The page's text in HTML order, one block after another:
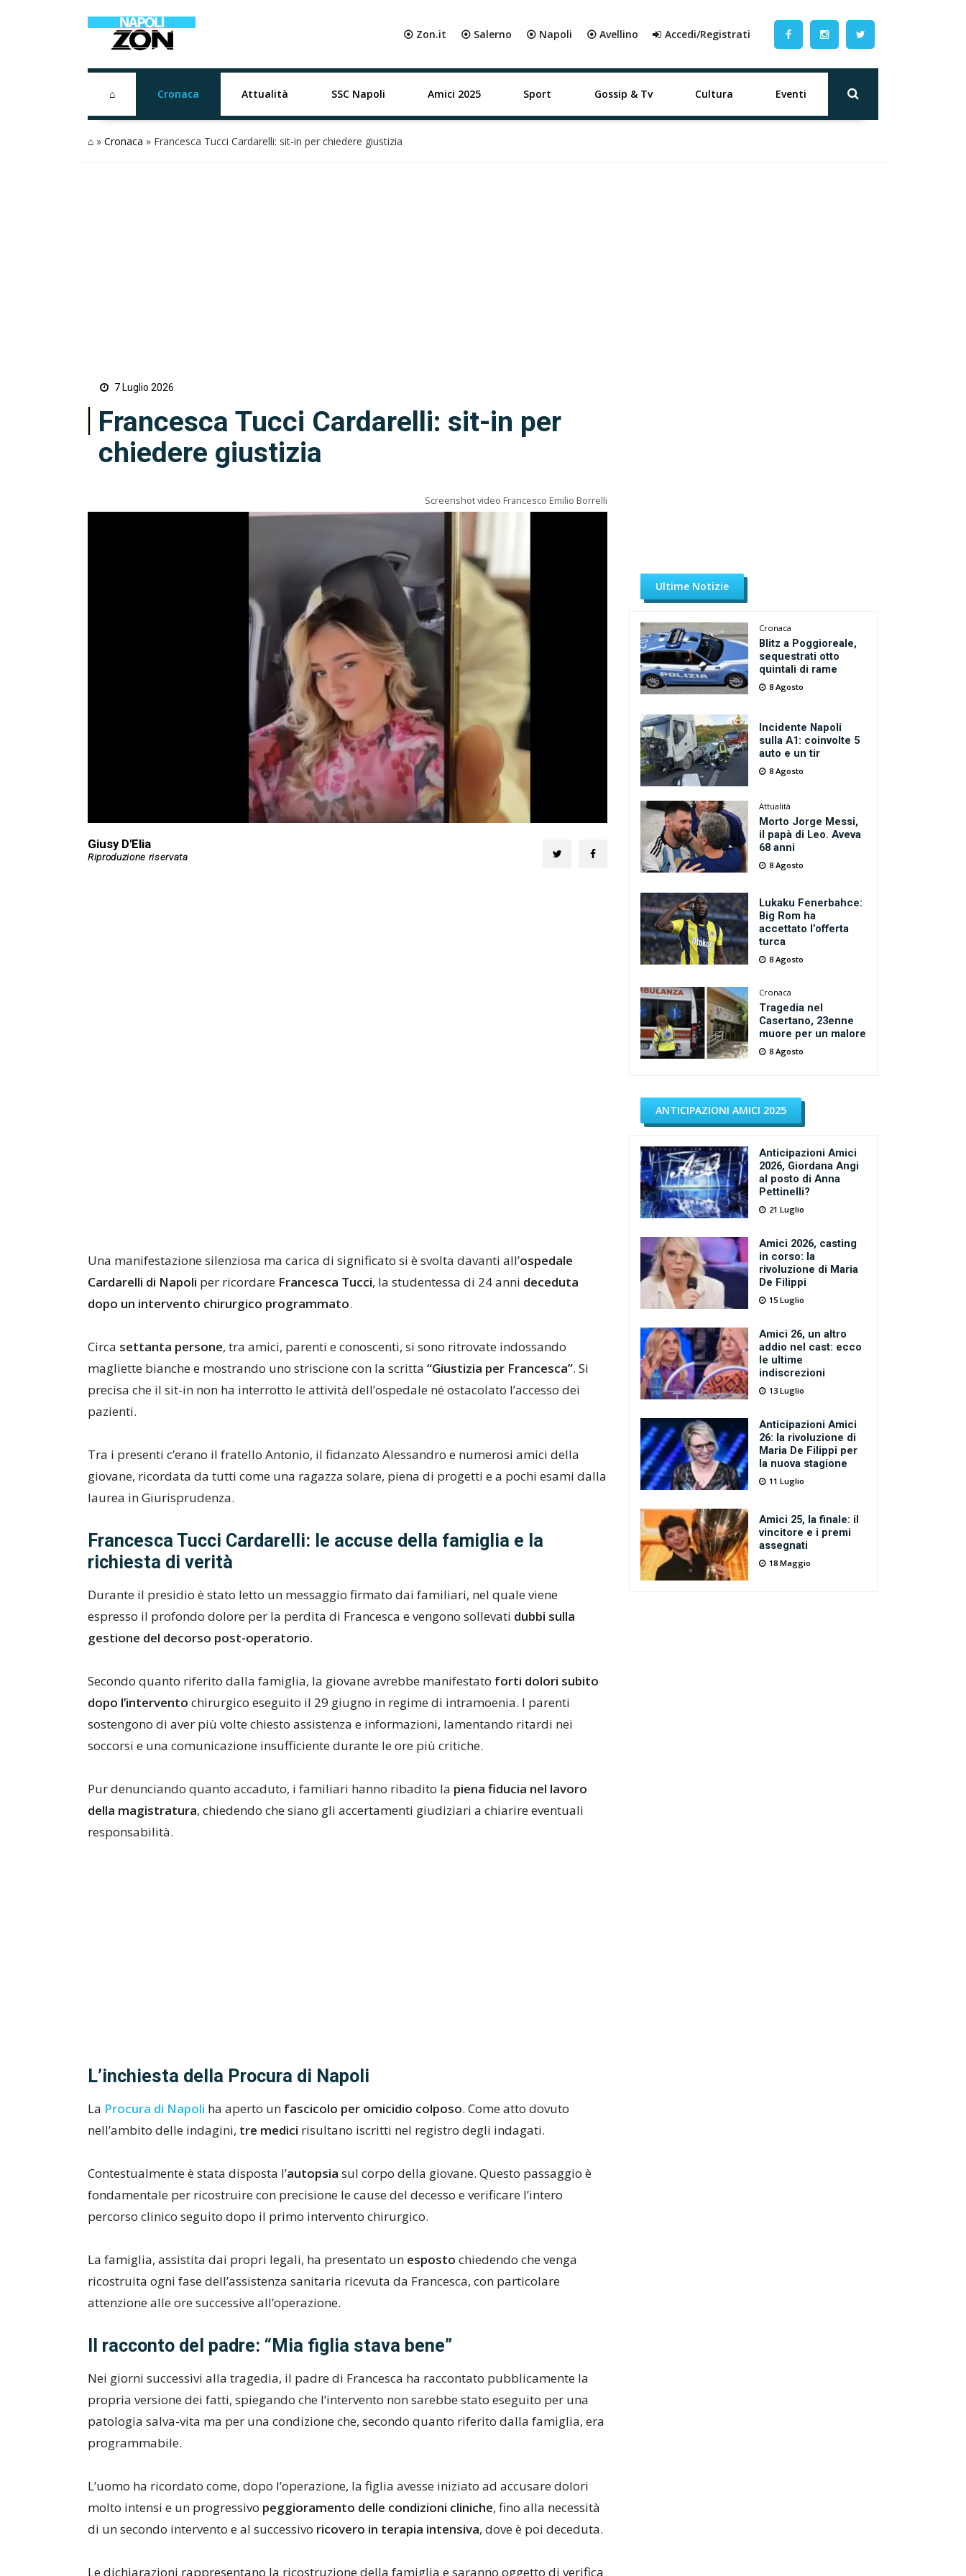
⦿ Zon.it ⦿ Salerno ⦿ Napoli ⦿ Avellino Accedi/Registrati
⌂ Cronaca Attualità SSC Napoli Amici 2025 Sport Gossip & Tv Cultura Eventi
⌂ » Cronaca » Francesca Tucci Cardarelli: sit-in per chiedere giustizia
7 Luglio 2026
Francesca Tucci Cardarelli: sit-in per
chiedere giustizia
Screenshot video Francesco Emilio Borrelli
Giusy D'Elia
Una manifestazione silenziosa ma carica di significato si è svolta davanti all’ospedale
Cardarelli di Napoli per ricordare Francesca Tucci, la studentessa di 24 anni deceduta
dopo un intervento chirurgico programmato.
Circa settanta persone, tra amici, parenti e conoscenti, si sono ritrovate indossando
magliette bianche e mostrando uno striscione con la scritta “Giustizia per Francesca”. Si
precisa che il sit-in non ha interrotto le attività dell’ospedale né ostacolato l’accesso dei
pazienti.
Tra i presenti c’erano il fratello Antonio, il fidanzato Alessandro e numerosi amici della
giovane, ricordata da tutti come una ragazza solare, piena di progetti e a pochi esami dalla
laurea in Giurisprudenza.
Francesca Tucci Cardarelli: le accuse della famiglia e la
richiesta di verità
Durante il presidio è stato letto un messaggio firmato dai familiari, nel quale viene
espresso il profondo dolore per la perdita di Francesca e vengono sollevati dubbi sulla
gestione del decorso post-operatorio.
Secondo quanto riferito dalla famiglia, la giovane avrebbe manifestato forti dolori subito
dopo l’intervento chirurgico eseguito il 29 giugno in regime di intramoenia. I parenti
sostengono di aver più volte chiesto assistenza e informazioni, lamentando ritardi nei
soccorsi e una comunicazione insufficiente durante le ore più critiche.
Pur denunciando quanto accaduto, i familiari hanno ribadito la piena fiducia nel lavoro
della magistratura, chiedendo che siano gli accertamenti giudiziari a chiarire eventuali
responsabilità.
L’inchiesta della Procura di Napoli
La Procura di Napoli ha aperto un fascicolo per omicidio colposo. Come atto dovuto
nell’ambito delle indagini, tre medici risultano iscritti nel registro degli indagati.
Contestualmente è stata disposta l’autopsia sul corpo della giovane. Questo passaggio è
fondamentale per ricostruire con precisione le cause del decesso e verificare l’intero
percorso clinico seguito dopo il primo intervento chirurgico.
La famiglia, assistita dai propri legali, ha presentato un esposto chiedendo che venga
ricostruita ogni fase dell’assistenza sanitaria ricevuta da Francesca, con particolare
attenzione alle ore successive all’operazione.
Il racconto del padre: “Mia figlia stava bene”
Nei giorni successivi alla tragedia, il padre di Francesca ha raccontato pubblicamente la
propria versione dei fatti, spiegando che l’intervento non sarebbe stato eseguito per una
patologia salva-vita ma per una condizione che, secondo quanto riferito dalla famiglia, era
programmabile.
L’uomo ha ricordato come, dopo l’operazione, la figlia avesse iniziato ad accusare dolori
molto intensi e un progressivo peggioramento delle condizioni cliniche, fino alla necessità
di un secondo intervento e al successivo ricovero in terapia intensiva, dove è poi deceduta.
Le dichiarazioni rappresentano la ricostruzione della famiglia e saranno oggetto di verifica
Ultime Notizie
Cronaca
Blitz a Poggioreale,
sequestrati otto
quintali di rame
8 Agosto
Incidente Napoli
sulla A1: coinvolte 5
auto e un tir
8 Agosto
Attualità
Morto Jorge Messi,
il papà di Leo. Aveva
68 anni
8 Agosto
Lukaku Fenerbahce:
Big Rom ha
accettato l’offerta
turca
8 Agosto
Cronaca
Tragedia nel
Casertano, 23enne
muore per un malore
8 Agosto
ANTICIPAZIONI AMICI 2025
Anticipazioni Amici
2026, Giordana Angi
al posto di Anna
Pettinelli?
21 Luglio
Amici 2026, casting
in corso: la
rivoluzione di Maria
De Filippi
15 Luglio
Amici 26, un altro
addio nel cast: ecco
le ultime
indiscrezioni
13 Luglio
Anticipazioni Amici
26: la rivoluzione di
Maria De Filippi per
la nuova stagione
11 Luglio
Amici 25, la finale: il
vincitore e i premi
assegnati
18 Maggio